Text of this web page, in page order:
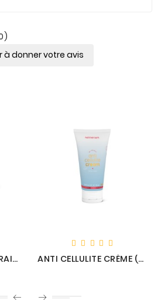
à donner votre avis
FLOW BRÛLEUR DE GRAISSE (300G) - NUTRIVERSUM ANTI CELLULITE CRÈME (200ML) - NUTRIVERSUM